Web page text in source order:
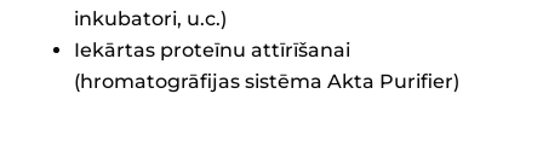
inkubatori, u.c.)
Iekārtas proteīnu attīrīšanai
(hromatogrāfijas sistēma Akta Purifier)